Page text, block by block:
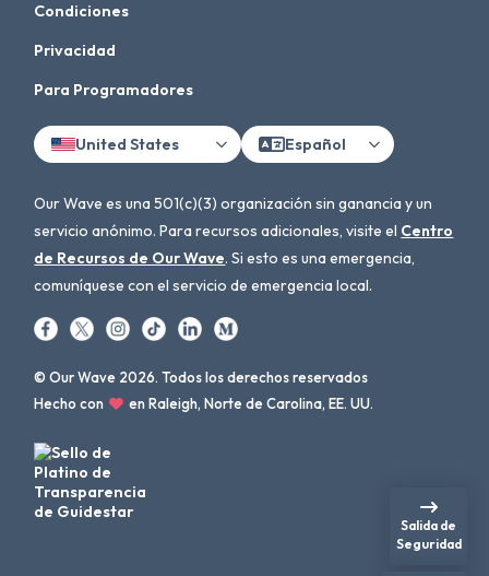
Condiciones
Privacidad
Para Programadores
United States Español
Our Wave es una 501(c)(3) organización sin ganancia y un
servicio anónimo. Para recursos adicionales, visite el Centro
de Recursos de Our Wave. Si esto es una emergencia,
comuníquese con el servicio de emergencia local.
© Our Wave 2026. Todos los derechos reservados
Hecho con
en Raleigh, Norte de Carolina, EE. UU.
Salida de
Seguridad